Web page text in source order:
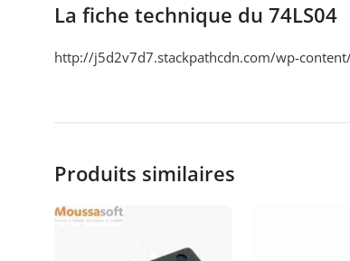
La fiche technique du 74LS04
http://j5d2v7d7.stackpathcdn.com/wp-
Produits similaires